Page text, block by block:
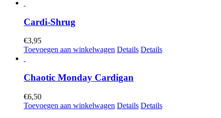
Cardi-Shrug
€3,95
Toevoegen aan winkelwagen Details Details
Chaotic Monday Cardigan
€6,50
Toevoegen aan winkelwagen Details Details